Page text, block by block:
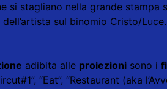
si stagliano nella grande
sul binomio Cristo/Luce.
adibita alle proiezioni sono i
“Eat”, “Restaurant (aka